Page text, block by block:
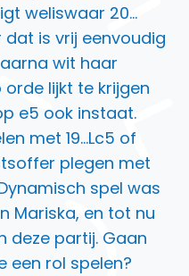
weliswaar 20…
dat is vrij eenvoudig
wit haar
lijkt te krijgen
e5 ook instaat.
met 19…Lc5 of
plegen met
spel was
Mariska, en tot nu
deze partij. Gaan
een rol spelen?